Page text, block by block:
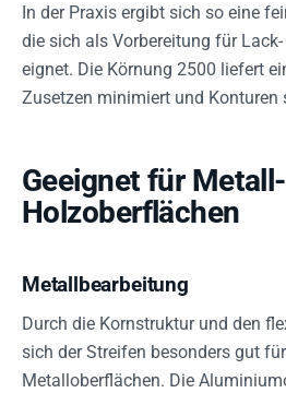
In der Praxis ergibt sich so eine
die sich als Vorbereitung für
eignet. Die Körnung 2500 liefert
Zusetzen minimiert und Konturen
Geeignet für
Holzoberflächen
Metallbearbeitung
Durch die Kornstruktur und den
sich der Streifen besonders gut
Metalloberflächen. Die